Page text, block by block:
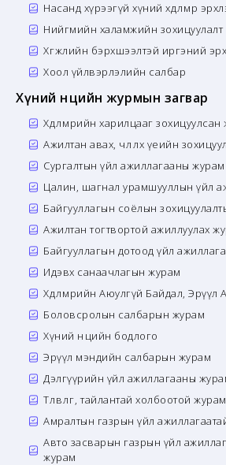
Насанд хүрээгүй хүний хөдөлмөр
Нийгмийн халамжийн зохицуулалт
Хөгжлийн бэрхшээлтэй иргэний
Хоол үйлвэрлэлийн салбар
Хүний нөөцийн журмын загвар
Хөдөлмөрийн харилцааг
Ажилтан авах, чөлөөлөх үеийн
Сургалтын үйл ажиллагааны журам
Цалин, шагнал урамшууллын үйл
Байгууллагын соёлын
Ажилтан тогтвортой ажиллуулах
Байгууллагын дотоод үйл
Идэвх санаачлагын журам
Хөдөлмөрийн Аюулгүй Байдал, Эрүүл
Боловсролын салбарын журам
Хүний нөөцийн бодлого
Эрүүл мэндийн салбарын журам
Дэлгүүрийн үйл ажиллагааны
Төлөвлөгөө, тайлантай холбоотой журам
Амралтын газрын үйл
Авто засварын газрын үйл
журам